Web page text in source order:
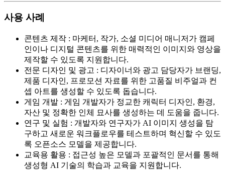
사용 사례
콘텐츠 제작 : 마케터, 작가, 소셜 미디어 매니저가 캠페
인이나 디지털 콘텐츠를 위한 매력적인 이미지와 영상을
제작할 수 있도록 지원합니다.
전문 디자인 및 광고 : 디자이너와 광고 담당자가 브랜딩,
제품 디자인, 프로모션 자료를 위한 고품질 비주얼과 컨
셉 아트를 생성할 수 있도록 돕습니다.
게임 개발 : 게임 개발자가 정교한 캐릭터 디자인, 환경,
자산 및 정확한 인체 묘사를 생성하는 데 도움을 줍니다.
연구 및 실험 : 개발자와 연구자가 AI 이미지 생성을 탐
구하고 새로운 워크플로우를 테스트하며 혁신할 수 있도
록 오픈소스 모델을 제공합니다.
교육용 활용 : 접근성 높은 모델과 포괄적인 문서를 통해
생성형 AI 기술의 학습과 교육을 지원합니다.